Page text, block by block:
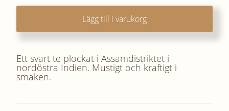
Lägg till i varukorg
Ett svart te plockat i Assamdistriktet i
nordöstra Indien. Mustigt och kraftigt i
smaken.